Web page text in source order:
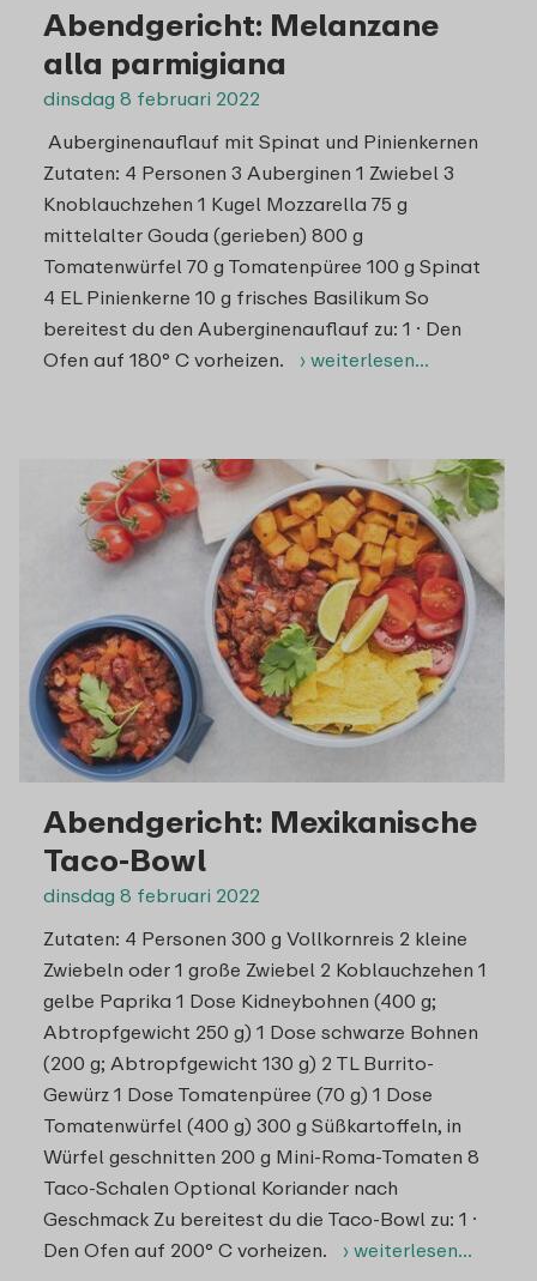
Abendgericht: Melanzane
alla parmigiana
dinsdag 8 februari 2022
Auberginenauflauf mit Spinat und Pinienkernen
Zutaten: 4 Personen 3 Auberginen 1 Zwiebel 3
Knoblauchzehen 1 Kugel Mozzarella 75 g
mittelalter Gouda (gerieben) 800 g
Tomatenwürfel 70 g Tomatenpüree 100 g Spinat
4 EL Pinienkerne 10 g frisches Basilikum So
bereitest du den Auberginenauflauf zu: 1 · Den
Ofen auf 180° C vorheizen.
› weiterlesen…
Abendgericht: Mexikanische
Taco-Bowl
dinsdag 8 februari 2022
Zutaten: 4 Personen 300 g Vollkornreis 2 kleine
Zwiebeln oder 1 große Zwiebel 2 Koblauchzehen 1
gelbe Paprika 1 Dose Kidneybohnen (400 g;
Abtropfgewicht 250 g) 1 Dose schwarze Bohnen
(200 g; Abtropfgewicht 130 g) 2 TL Burrito-
Gewürz 1 Dose Tomatenpüree (70 g) 1 Dose
Tomatenwürfel (400 g) 300 g Süßkartoffeln, in
Würfel geschnitten 200 g Mini-Roma-Tomaten 8
Taco-Schalen Optional Koriander nach
Geschmack Zu bereitest du die Taco-Bowl zu: 1 ·
Den Ofen auf 200° C vorheizen.
› weiterlesen…